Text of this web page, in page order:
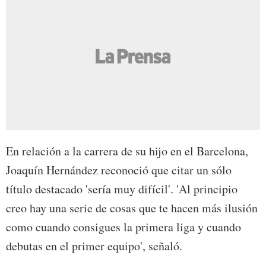
En relación a la carrera de su hijo en el Barcelona,
Joaquín Hernández reconoció que citar un sólo
título destacado 'sería muy difícil'. 'Al principio
creo hay una serie de cosas que te hacen más ilusión
como cuando consigues la primera liga y cuando
debutas en el primer equipo', señaló.